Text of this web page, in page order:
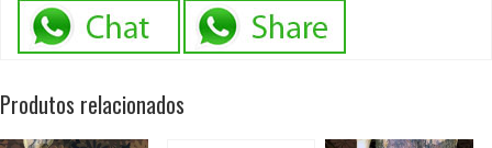
Produtos relacionados